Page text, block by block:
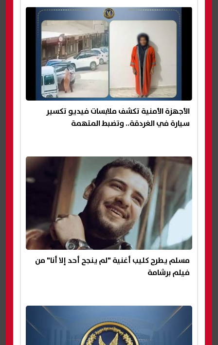
الأجهزة الأمنية تكشف ملابسات فيديو تكسير
سيارة في الغردقة.. وتضبط المتهمة
مسلم يطرح كليب أغنية "لم ينجح أحد إلا أنا" من
فيلم برشامة